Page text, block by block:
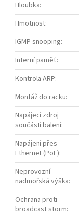
Hloubka:
Hmotnost:
IGMP snooping:
Interní paměť:
Kontrola ARP:
Montáž do racku:
Napájecí zdroj
součástí balení:
Napájení přes
Ethernet (PoE):
Neprovozní
nadmořská výška:
Ochrana proti
broadcast storm: